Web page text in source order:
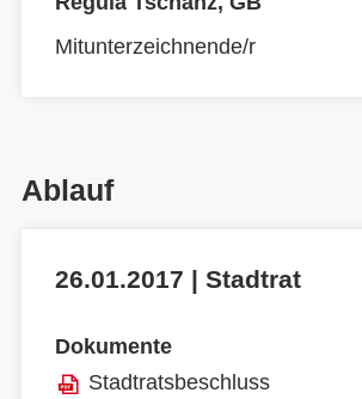
Mitunterzeichnende/r
Ablauf
26.01.2017 | Stadtrat
Dokumente
Stadtratsbeschluss